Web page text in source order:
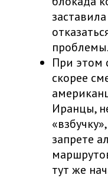
проблемы.
При этом
скорее
Иранцы,
запрете
тут же